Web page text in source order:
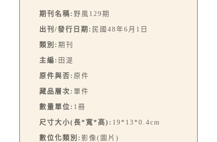
期刊名稱: 野風129期
出刊/發行日期: 民國48年6月1日
類別: 期刊
主編: 田湜
原件與否: 原件
藏品層次: 單件
數量單位: 1冊
尺寸大小(長*寬*高): 19*13*0.4cm
數位化類別: 影像(圖片)